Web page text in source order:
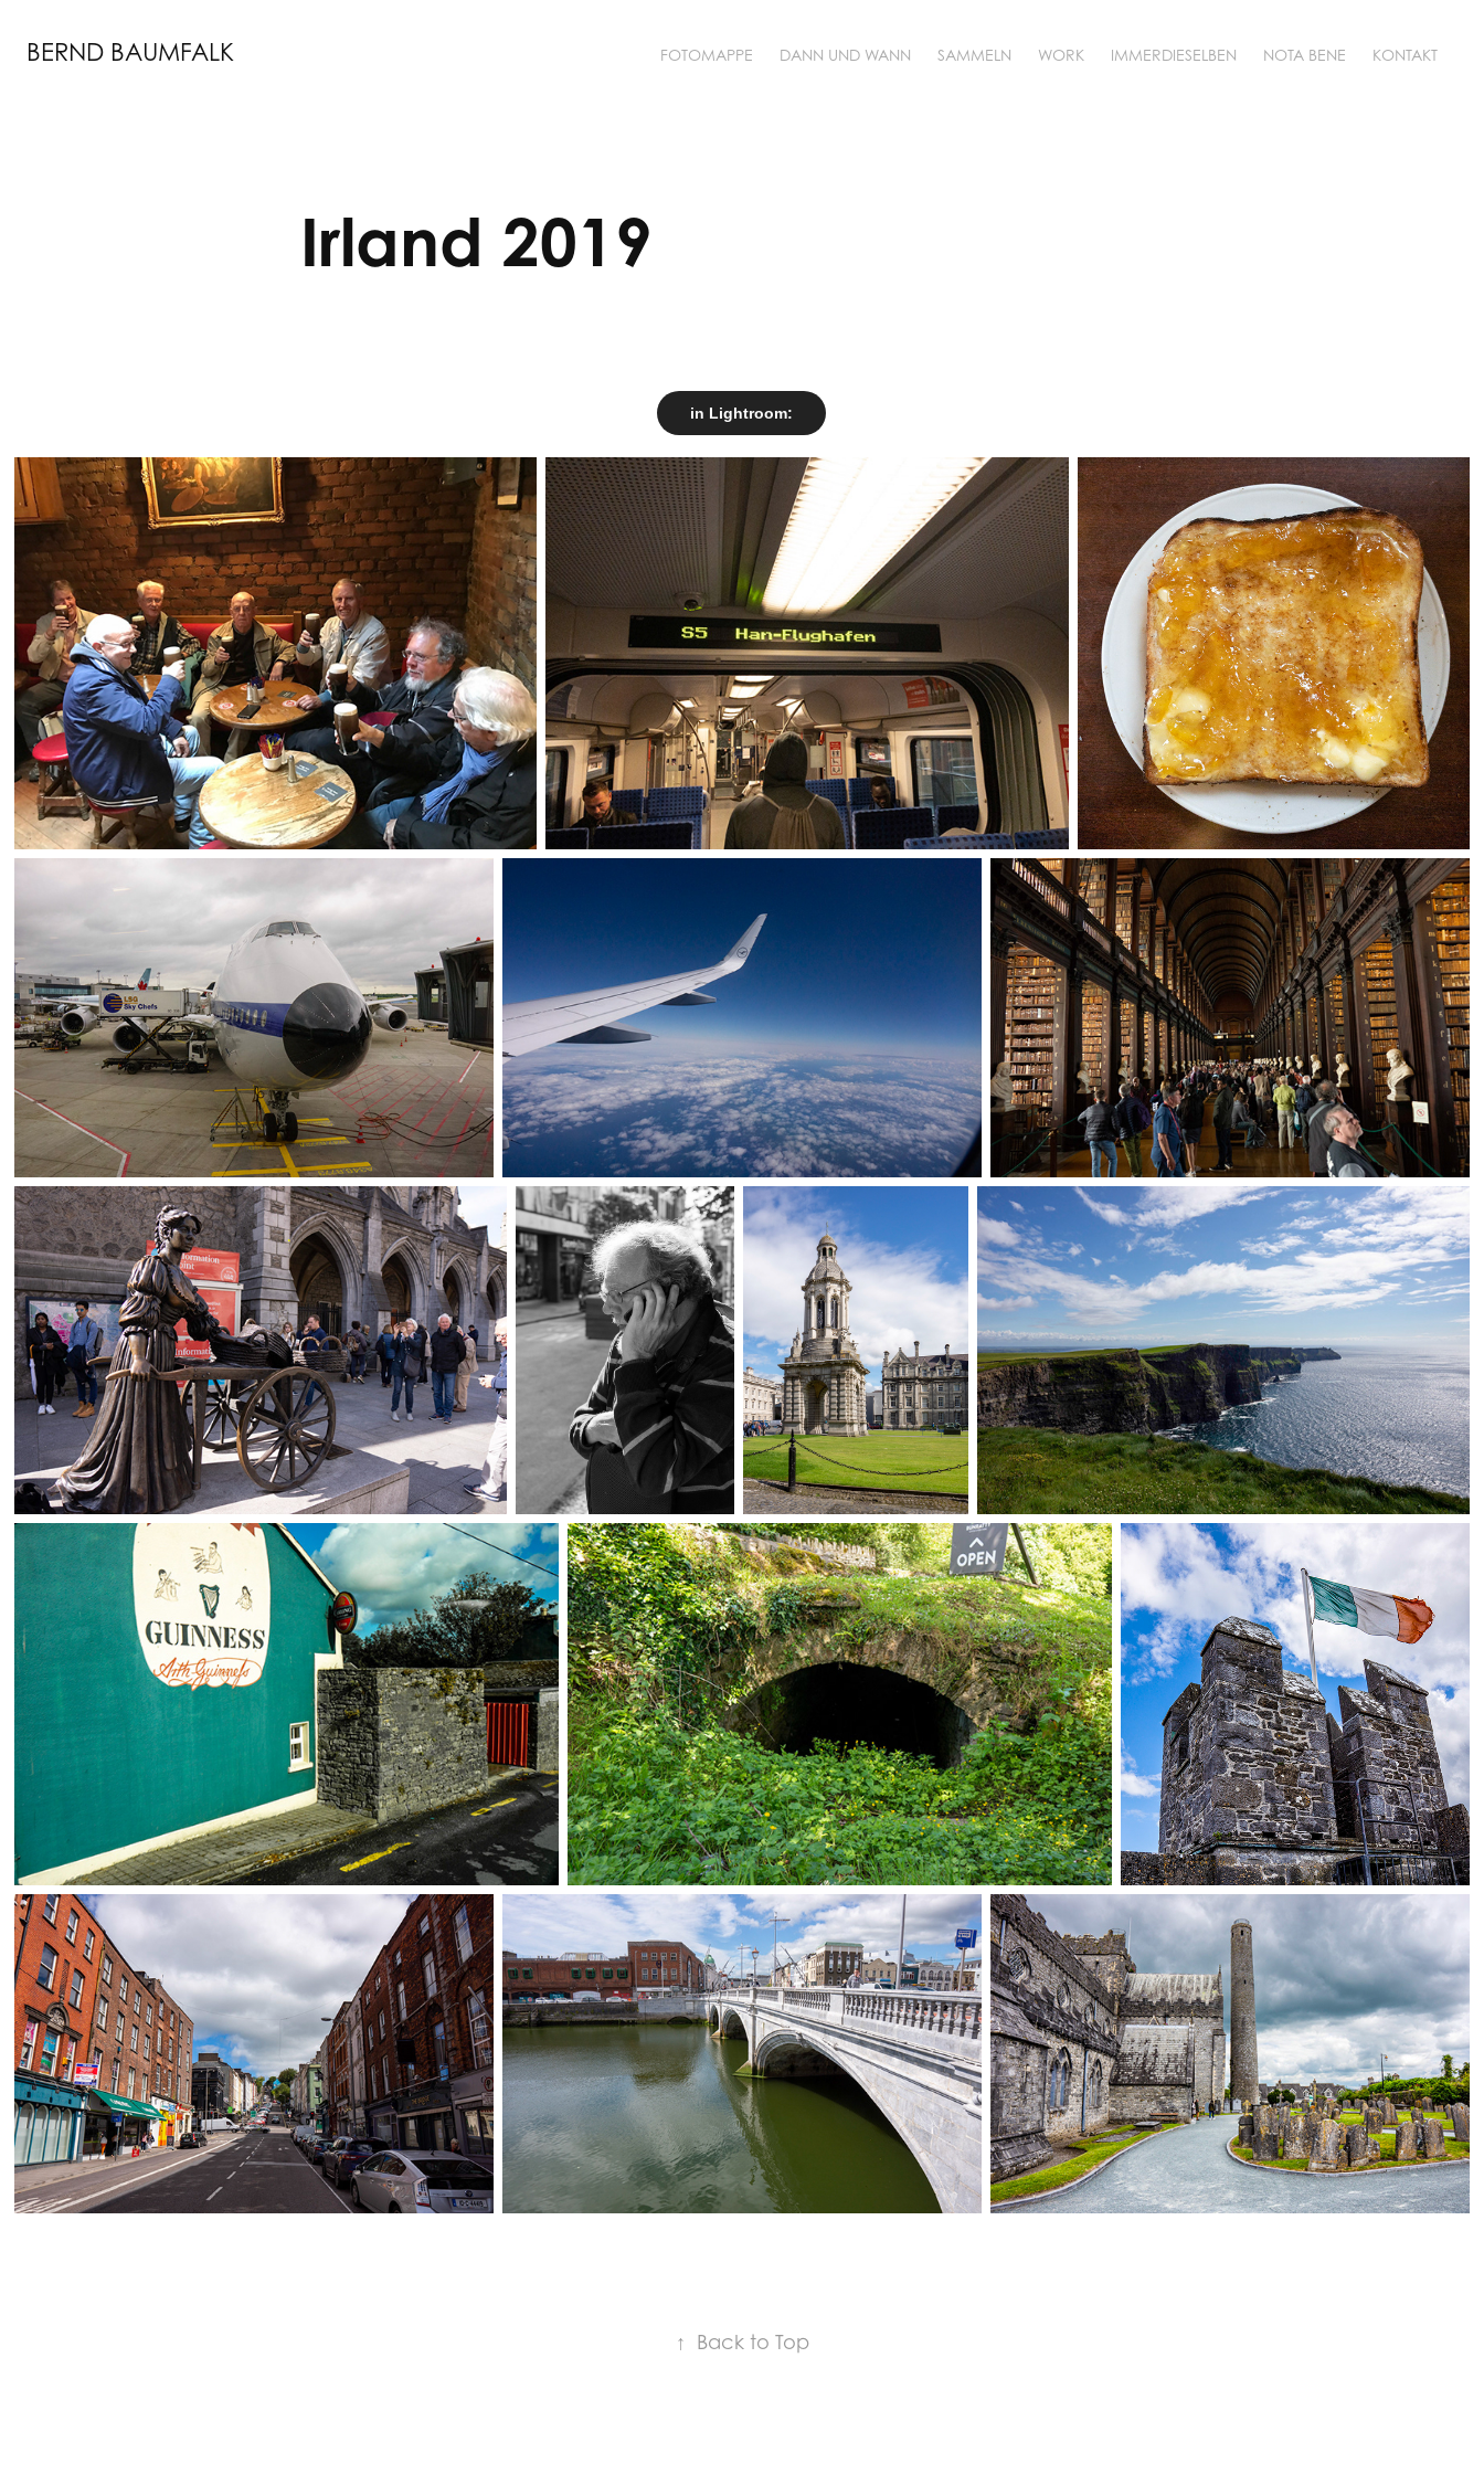
BERND BAUMFALK FOTOMAPPE DANN UND WANN SAMMELN WORK IMMERDIESELBEN NOTA BENE KONTAKT
Irland 2019
in Lightroom:
↑ Back to Top